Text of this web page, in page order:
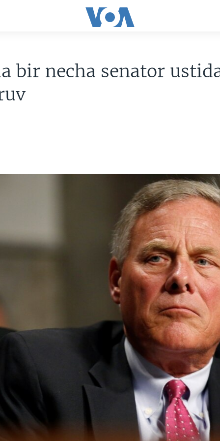
bir necha senator